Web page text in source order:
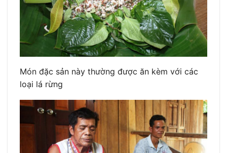
Món đặc sản này thường được ăn kèm với các
loại lá rừng